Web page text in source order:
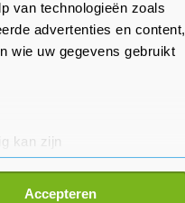
van technologieën zoals
advertenties en content,
wie uw gegevens gebruikt
kan zijn
detailgedeelte
Accepteren